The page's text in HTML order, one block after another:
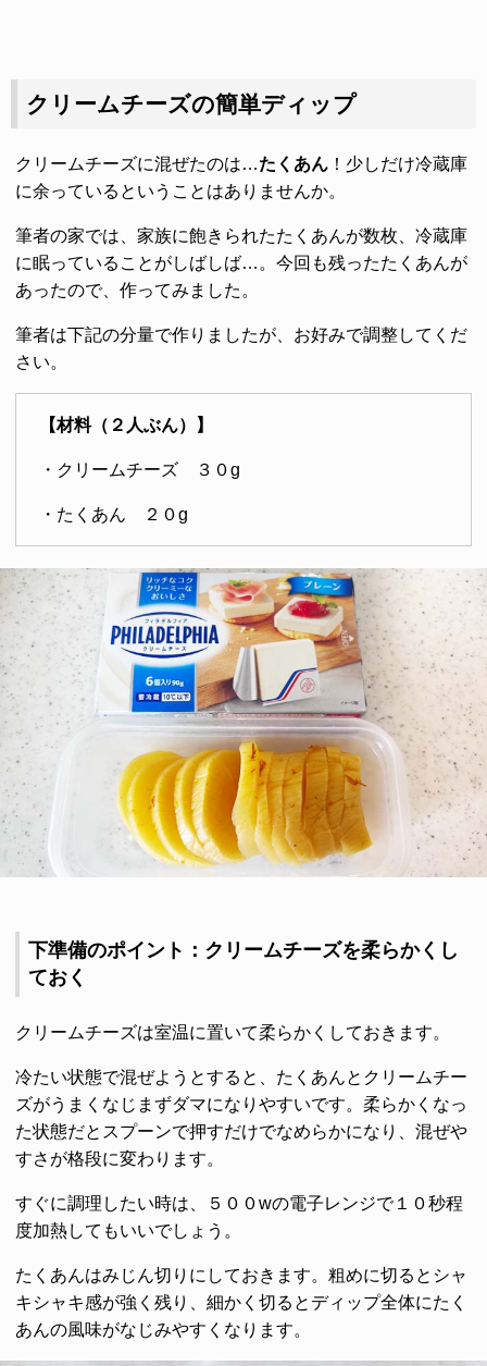
クリームチーズの簡単ディップ
クリームチーズに混ぜたのは…たくあん ！少しだけ冷蔵庫
に余っているということはありませんか。
筆者の家では、家族に飽きられたたくあんが数枚、冷蔵庫
に眠っていることがしばしば…。今回も残ったたくあんが
あったので、作ってみました。
筆者は下記の分量で作りましたが、お好みで調整してくだ
さい。
【材料（２人ぶん）】
・クリームチーズ ３０g
・たくあん ２０g
下準備のポイント：クリームチーズを柔らかくし
ておく
クリームチーズは室温に置いて柔らかくしておきます。
冷たい状態で混ぜようとすると、たくあんとクリームチー
ズがうまくなじまずダマになりやすいです。柔らかくなっ
た状態だとスプーンで押すだけでなめらかになり、混ぜや
すさが格段に変わります。
すぐに調理したい時は、５００wの電子レンジで１０秒程
度加熱してもいいでしょう。
たくあんはみじん切りにしておきます。粗めに切るとシャ
キシャキ感が強く残り、細かく切るとディップ全体にたく
あんの風味がなじみやすくなります。